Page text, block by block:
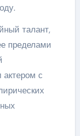
талант,
пределами
с